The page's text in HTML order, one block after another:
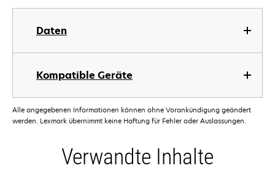
Daten
Kompatible Geräte
Alle angegebenen Informationen können ohne Vorankündigung geändert
werden. Lexmark übernimmt keine Haftung für Fehler oder Auslassungen.
Verwandte Inhalte